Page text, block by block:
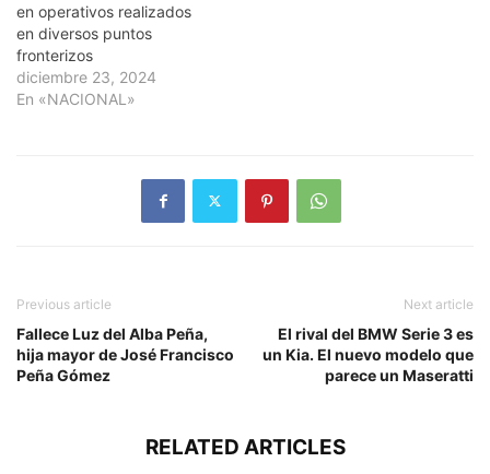
en operativos realizados
en diversos puntos
fronterizos
diciembre 23, 2024
En «NACIONAL»
Previous article
Fallece Luz del Alba Peña,
hija mayor de José Francisco
Peña Gómez
Next article
El rival del BMW Serie 3 es
un Kia. El nuevo modelo que
parece un Maseratti
RELATED ARTICLES